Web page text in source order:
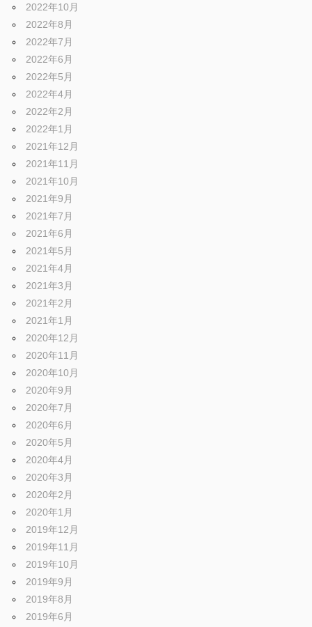
2022年10月
2022年8月
2022年7月
2022年6月
2022年5月
2022年4月
2022年2月
2022年1月
2021年12月
2021年11月
2021年10月
2021年9月
2021年7月
2021年6月
2021年5月
2021年4月
2021年3月
2021年2月
2021年1月
2020年12月
2020年11月
2020年10月
2020年9月
2020年7月
2020年6月
2020年5月
2020年4月
2020年3月
2020年2月
2020年1月
2019年12月
2019年11月
2019年10月
2019年9月
2019年8月
2019年6月